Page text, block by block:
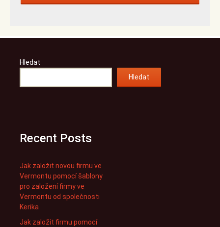
Hledat
Hledat
Recent Posts
Jak založit novou firmu ve
Vermontu pomocí šablony
pro založení firmy ve
Vermontu od společnosti
Kerika
Jak založit firmu pomocí